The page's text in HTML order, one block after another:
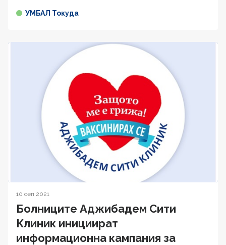
УМБАЛ Токуда
10 сеп 2021
Болниците Аджибадем Сити
Клиник инициират
информационна кампания за